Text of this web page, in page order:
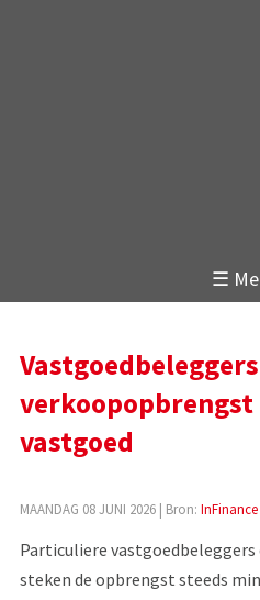
☰
vastgoed
MAANDAG 08 JUNI 2026| Bron: InFinance
Particuliere vastgoedbeleggers
steken de opbrengst steeds